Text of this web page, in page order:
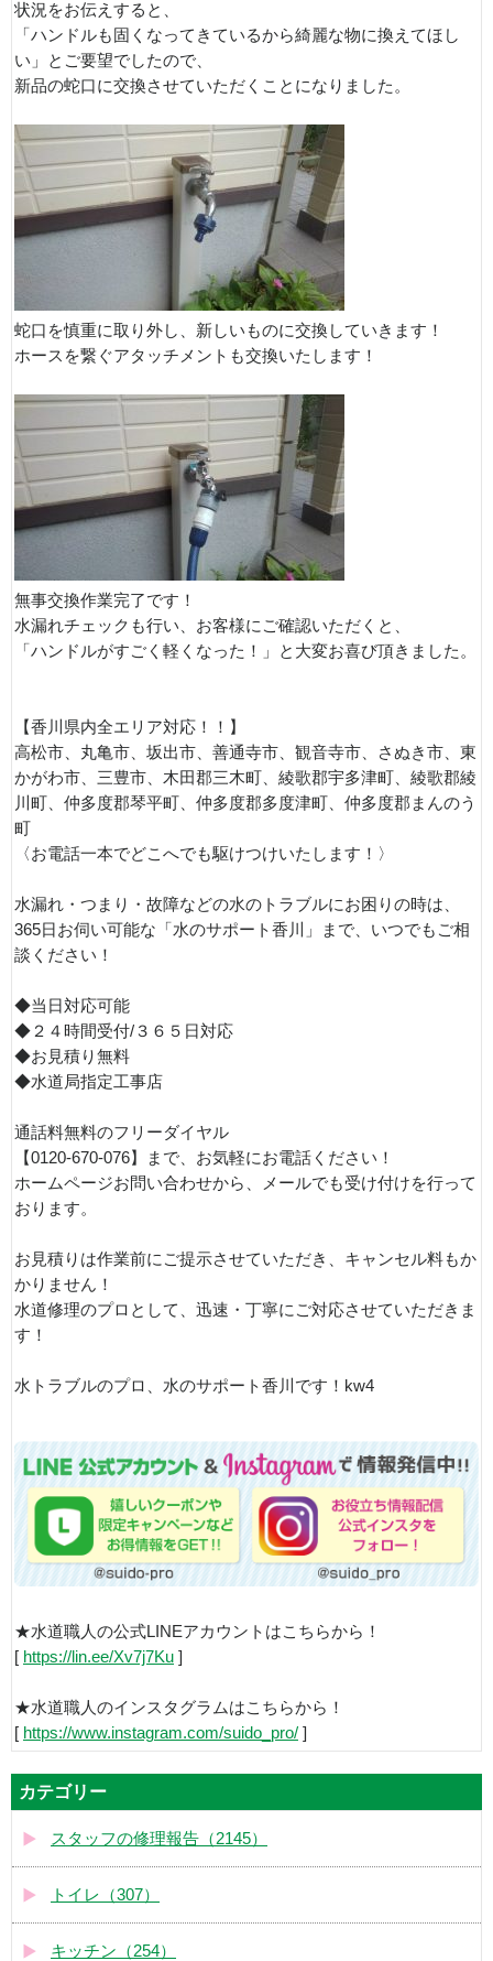
状況をお伝えすると、
「ハンドルも固くなってきているから綺麗な物に換えてほし
い」とご要望でしたので、
新品の蛇口に交換させていただくことになりました。
蛇口を慎重に取り外し、新しいものに交換していきます！
ホースを繋ぐアタッチメントも交換いたします！
無事交換作業完了です！
水漏れチェックも行い、お客様にご確認いただくと、
「ハンドルがすごく軽くなった！」と大変お喜び頂きました。
【香川県内全エリア対応！！】
高松市、丸亀市、坂出市、善通寺市、観音寺市、さぬき市、東
かがわ市、三豊市、木田郡三木町、綾歌郡宇多津町、綾歌郡綾
川町、仲多度郡琴平町、仲多度郡多度津町、仲多度郡まんのう
町
〈お電話一本でどこへでも駆けつけいたします！〉
水漏れ・つまり・故障などの水のトラブルにお困りの時は、
365日お伺い可能な「水のサポート香川」まで、いつでもご相
談ください！
◆当日対応可能
◆２４時間受付/３６５日対応
◆お見積り無料
◆水道局指定工事店
通話料無料のフリーダイヤル
【0120-670-076】まで、お気軽にお電話ください！
ホームページお問い合わせから、メールでも受け付けを行って
おります。
お見積りは作業前にご提示させていただき、キャンセル料もか
かりません！
水道修理のプロとして、迅速・丁寧にご対応させていただきま
す！
水トラブルのプロ、水のサポート香川です！kw4
★水道職人の公式LINEアカウントはこちらから！
[ https://lin.ee/Xv7j7Ku ]
★水道職人のインスタグラムはこちらから！
[ https://www.instagram.com/suido_pro/ ]
カテゴリー
スタッフの修理報告（2145）
トイレ（307）
キッチン（254）